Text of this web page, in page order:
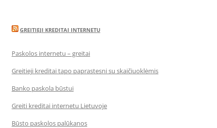
GREITIEJI KREDITAI INTERNETU
Paskolos internetu – greitai
Greitieji kreditai tapo paprastesni su skaičiuoklėmis
Banko paskola būstui
Greiti kreditai internetu Lietuvoje
Būsto paskolos palūkanos